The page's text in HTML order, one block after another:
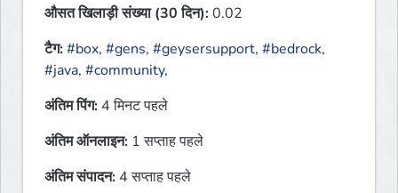
औसत खिलाड़ी संख्या (30 दिन):0.02
टैग:#box, #gens, #geysersupport, #bedrock,
#java, #community,
अंतिम पिंग: 4 मिनट पहले
अंतिम ऑनलाइन: 1 सप्ताह पहले
अंतिम संपादन: 4 सप्ताह पहले